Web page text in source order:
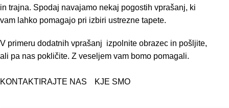
in trajna. Spodaj navajamo nekaj pogostih vprašanj, ki
vam lahko pomagajo pri izbiri ustrezne tapete.
V primeru dodatnih vprašanj izpolnite obrazec in pošljite,
ali pa nas pokličite. Z veseljem vam bomo pomagali.
KONTAKTIRAJTE NAS KJE SMO